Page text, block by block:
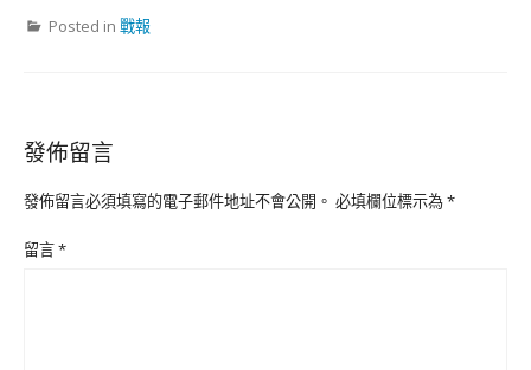
Posted in 戰報
發佈留言
發佈留言必須填寫的電子郵件地址不會公開。 必填欄位標示為*
留言*